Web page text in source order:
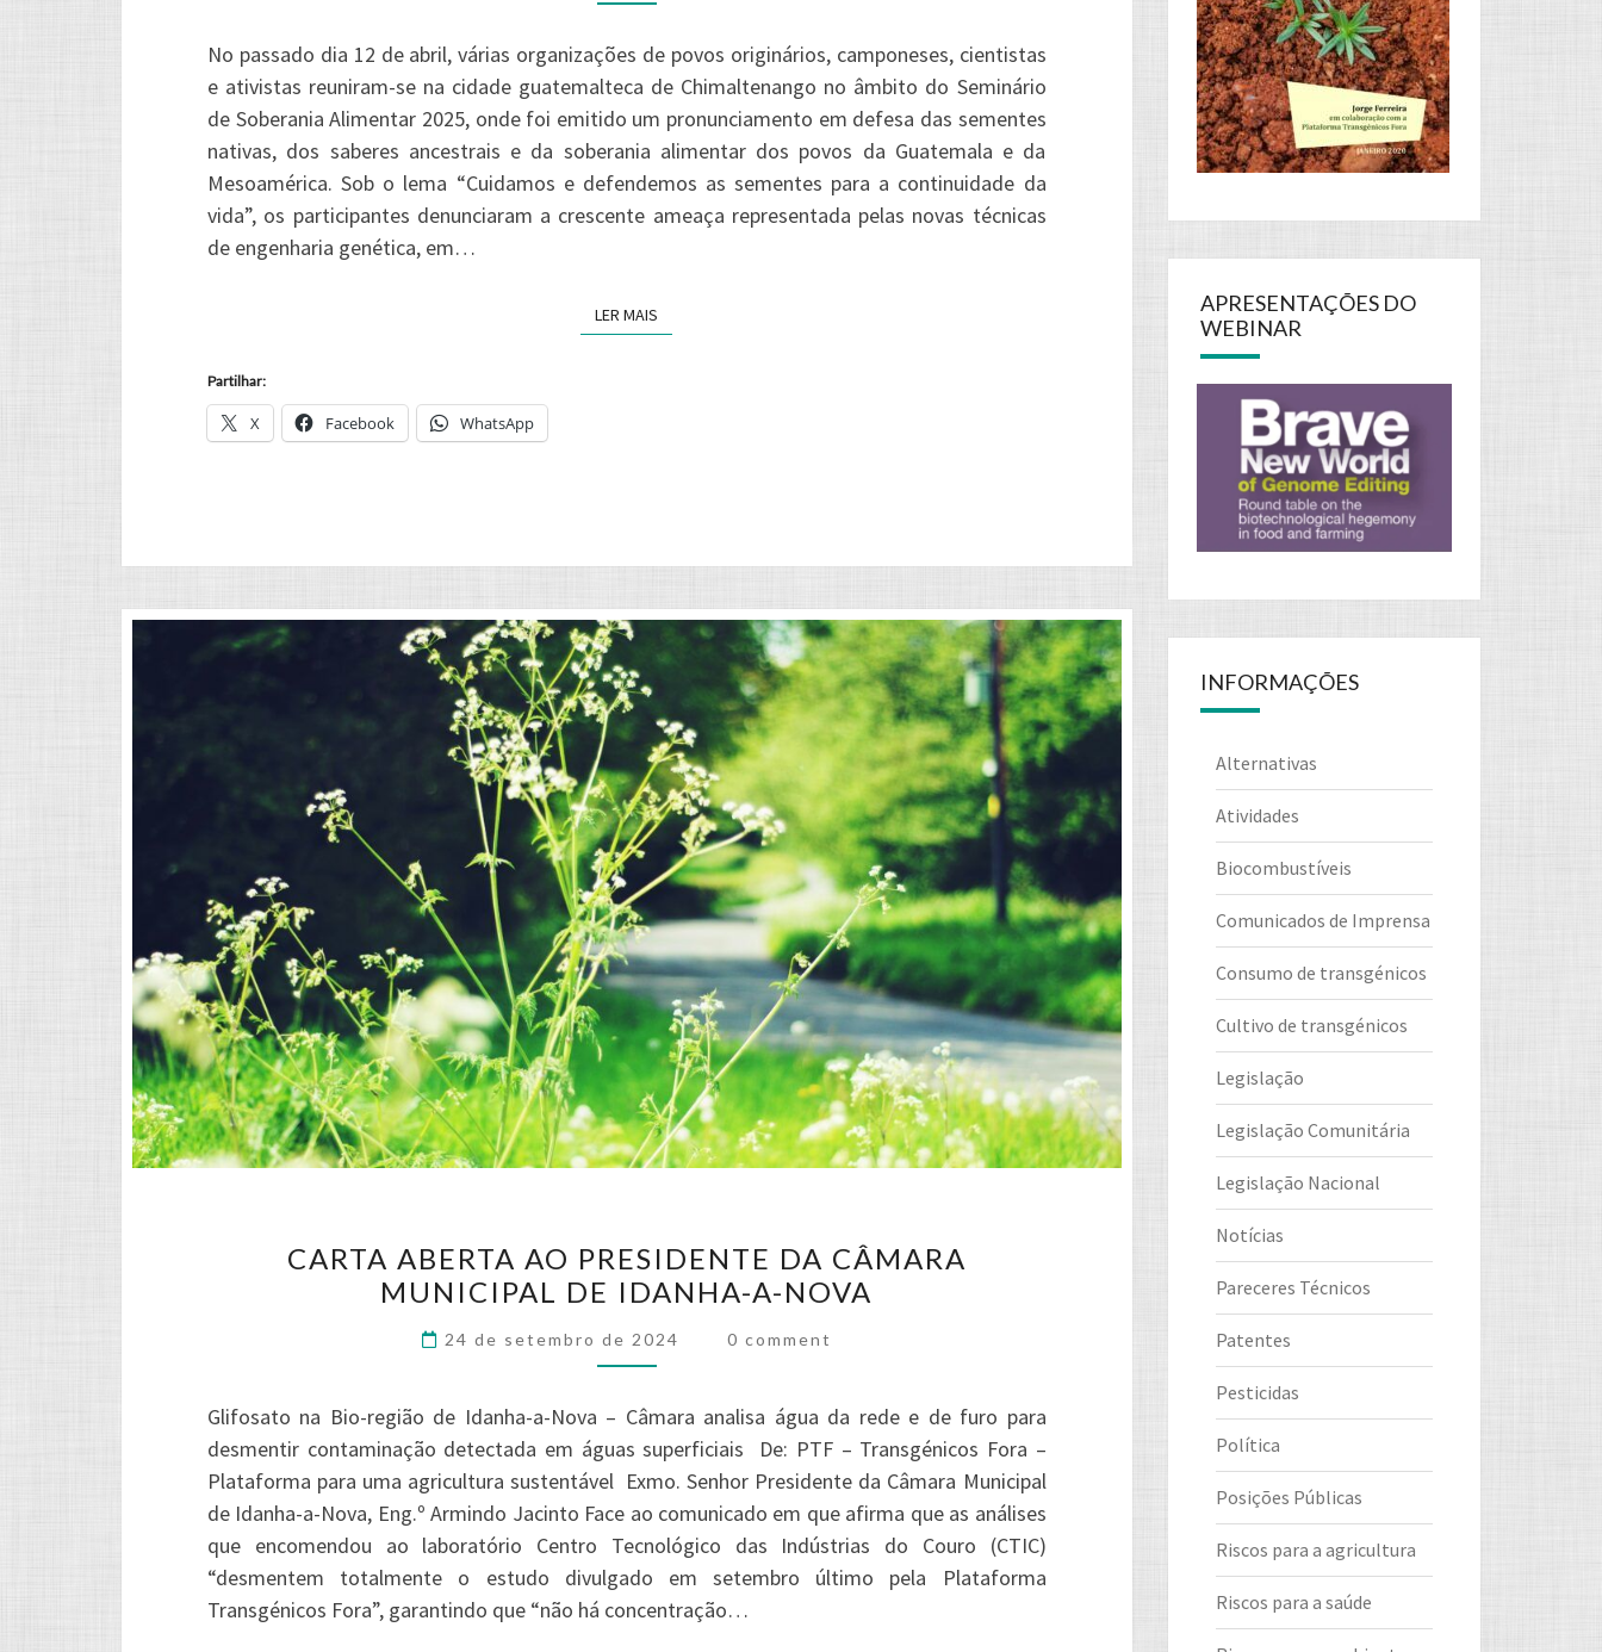
DEFENDEM
SOBERANIA
ALIMENTAR
NO
SEMINÁRIO
2025
No passado dia 12 de abril, várias organizações de povos originários, camponeses, cientistas
e ativistas reuniram-se na cidade guatemalteca de Chimaltenango no âmbito do Seminário
de Soberania Alimentar 2025, onde foi emitido um pronunciamento em defesa das sementes
nativas, dos saberes ancestrais e da soberania alimentar dos povos da Guatemala e da
Mesoamérica. Sob o lema “Cuidamos e defendemos as sementes para a continuidade da
vida”, os participantes denunciaram a crescente ameaça representada pelas novas técnicas
de engenharia genética, em…
LER MAIS
Partilhar:
X Facebook WhatsApp
ABERTA
AO
PRESIDENTE
CÂMARA
MUNICIPAL
DE
IDANHA-
A-
NOVA
CARTA ABERTA AO PRESIDENTE DA CÂMARA
MUNICIPAL DE IDANHA-A-NOVA
24 de setembro de 2024 Comments
0 comment
Glifosato na Bio-região de Idanha-a-Nova – Câmara analisa água da rede e de furo para
desmentir contaminação detectada em águas superficiais De: PTF – Transgénicos Fora –
Plataforma para uma agricultura sustentável Exmo. Senhor Presidente da Câmara Municipal
de Idanha-a-Nova, Eng.º Armindo Jacinto Face ao comunicado em que afirma que as análises
que encomendou ao laboratório Centro Tecnológico das Indústrias do Couro (CTIC)
“desmentem totalmente o estudo divulgado em setembro último pela Plataforma
Transgénicos Fora”, garantindo que “não há concentração…
APRESENTAÇÕES DO
WEBINAR
INFORMAÇÕES
Alternativas
Atividades
Biocombustíveis
Comunicados de Imprensa
Consumo de transgénicos
Cultivo de transgénicos
Legislação
Legislação Comunitária
Legislação Nacional
Notícias
Pareceres Técnicos
Patentes
Pesticidas
Política
Posições Públicas
Riscos para a agricultura
Riscos para a saúde